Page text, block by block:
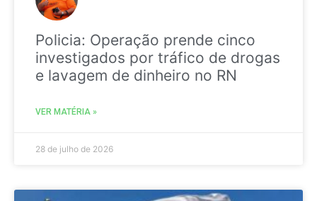
Policia: Operação prende cinco
investigados por tráfico de drogas
e lavagem de dinheiro no RN
VER MATÉRIA »
28 de julho de 2026